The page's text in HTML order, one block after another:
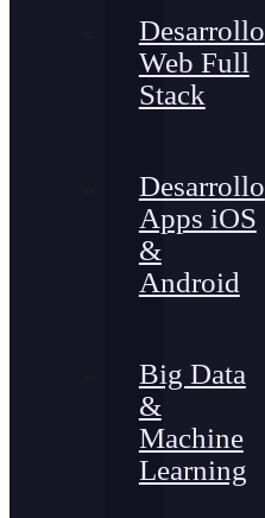
Desarrollo
Web Full
Stack
Desarrollo
Apps iOS
&
Android
Big Data
&
Machine
Learning